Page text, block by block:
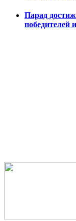
Парад